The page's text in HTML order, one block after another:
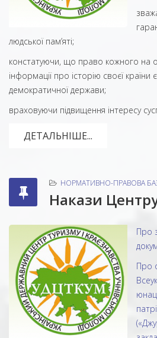
людської пам’яті;
констатуючи, що право кожного на
інформації про історію своєї країни
демократичної держави;
враховуючи підвищення інтересу
ДЕТАЛЬНІШЕ...
НОРМАТИВНО-ПРАВОВА
Накази
Про
Про